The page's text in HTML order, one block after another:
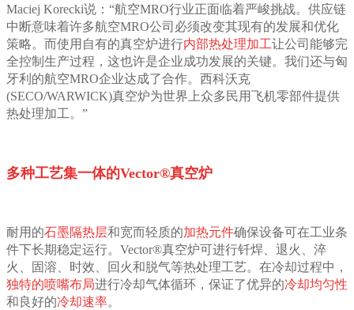
Maciej Korecki说：“航空MRO行业正面临着严峻挑战。供应链
中断意味着许多航空MRO公司必须改变其现有的发展和优化
策略。而使用自有的真空炉进行内部热处理加工让公司能够完
全控制生产过程，这也许是企业成功发展的关键。我们还与匈
牙利的航空MRO企业达成了合作。西科沃克
(SECO/WARWICK)真空炉为世界上众多民用飞机零部件提供
热处理加工。”
多种工艺集一体的Vector®真空炉
耐用的石墨隔热层和宽而轻质的加热元件确保设备可在工业条
件下长期稳定运行。Vector®真空炉可进行钎焊、退火、淬
火、固溶、时效、回火和脱气等热处理工艺。在冷却过程中，
独特的喷嘴布局进行冷却气体循环，保证了优异的冷却均匀性
和良好的冷却速率。